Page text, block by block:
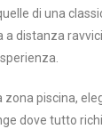
di una
a distanza
zona piscina,
dove tutto